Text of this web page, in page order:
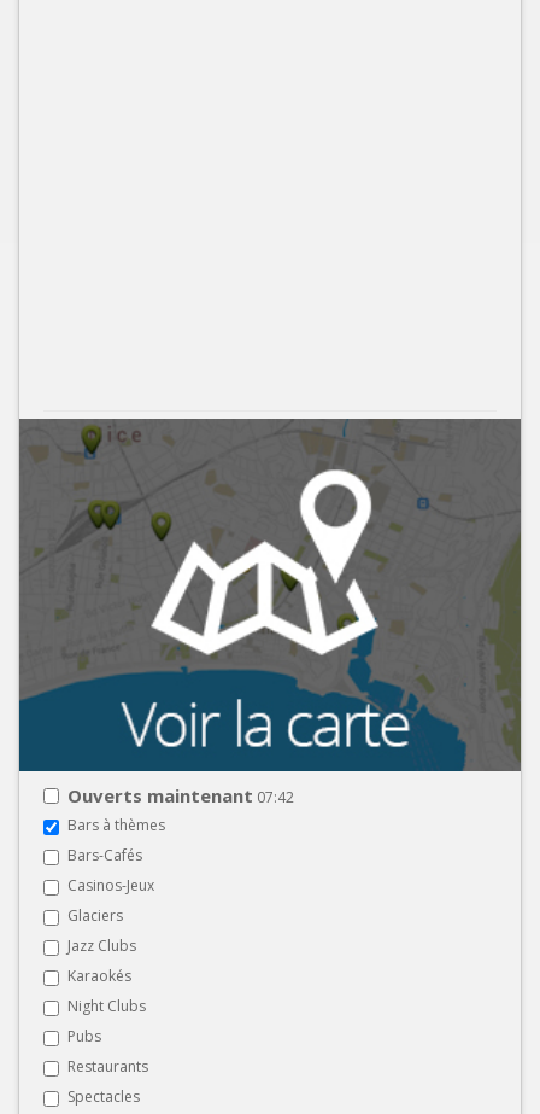
Ouverts maintenant 07:42
Bars à thèmes
Bars-Cafés
Casinos-Jeux
Glaciers
Jazz Clubs
Karaokés
Night Clubs
Pubs
Restaurants
Spectacles